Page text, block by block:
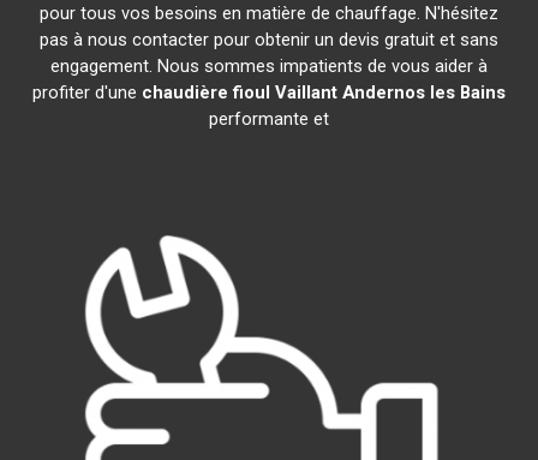
pour tous vos besoins en matière de chauffage. N'hésitez
pas à nous contacter pour obtenir un devis gratuit et sans
engagement. Nous sommes impatients de vous aider à
profiter d'une chaudière fioul Vaillant Andernos les Bains
performante et